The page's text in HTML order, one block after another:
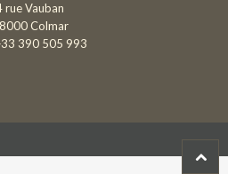
rue Vauban
Colmar
390 505 993